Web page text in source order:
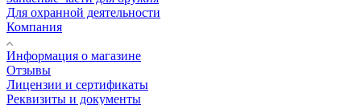
Для охранной деятельности
Компания
Информация о магазине
Отзывы
Лицензии и сертификаты
Реквизиты и документы